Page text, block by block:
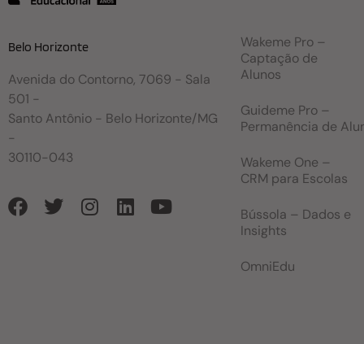
Belo Horizonte
Avenida do Contorno, 7069 - Sala
501 -
Santo Antônio - Belo Horizonte/MG
-
30110-043
Wakeme Pro –
Captação de
Alunos
Guideme Pro –
Permanência de
Wakeme One –
CRM para Escolas
Bússola – Dados e
Insights
OmniEdu